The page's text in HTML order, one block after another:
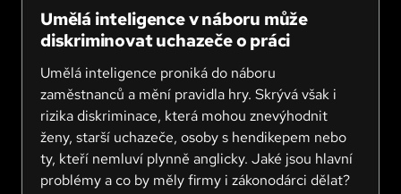
Umělá inteligence v náboru může
diskriminovat uchazeče o práci
Umělá inteligence proniká do náboru
zaměstnanců a mění pravidla hry. Skrývá však i
rizika diskriminace, která mohou znevýhodnit
ženy, starší uchazeče, osoby s hendikepem nebo
ty, kteří nemluví plynně anglicky. Jaké jsou hlavní
problémy a co by měly firmy i zákonodárci dělat?